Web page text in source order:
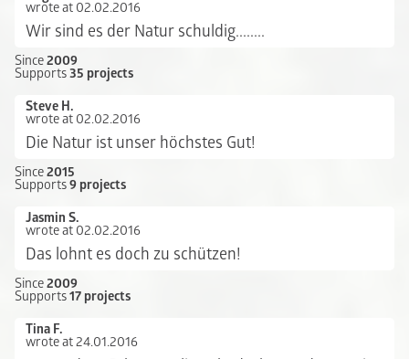
wrote at 02.02.2016
Wir sind es der Natur schuldig........
Since2009
Supports35 projects
Steve H.
wrote at 02.02.2016
Die Natur ist unser höchstes Gut!
Since2015
Supports9 projects
Jasmin S.
wrote at 02.02.2016
Das lohnt es doch zu schützen!
Since2009
Supports17 projects
Tina F.
wrote at 24.01.2016